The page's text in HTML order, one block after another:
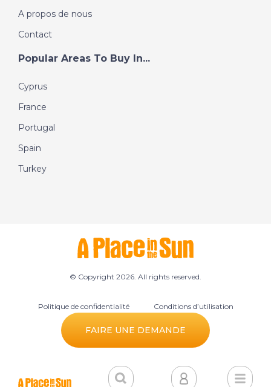
FAIRE UNE DEMANDE
A propos de nous
Contact
Popular Areas To Buy In...
Cyprus
France
Portugal
Spain
Turkey
© Copyright 2026. All rights reserved.
Politique de confidentialité Conditions d’utilisation
Préférences des cookies